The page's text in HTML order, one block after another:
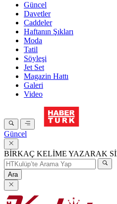
Güncel
Davetler
Caddeler
Haftanın Şıkları
Moda
Tatil
Söyleşi
Jet Set
Magazin Hattı
Galeri
Video
Güncel
BİRKAÇ KELİME YAZARAK
Ara